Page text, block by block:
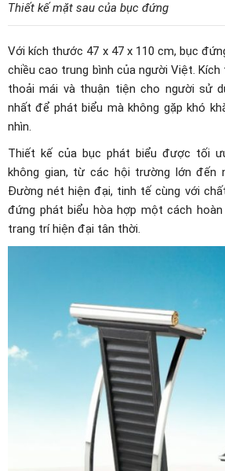
Thiết kế mặt sau của bục đứng
Với kích thước 47 x 47 x 110 cm, bục
chiều cao trung bình của người Việt.
thoải mái và thuận tiện cho người sử
nhất để phát biểu mà không gặp khó
nhìn.
Thiết kế của bục phát biểu được tối
không gian, từ các hội trường lớn đến
Đường nét hiện đại, tinh tế cùng với
đứng phát biểu hòa hợp một cách
trang trí hiện đại tân thời.